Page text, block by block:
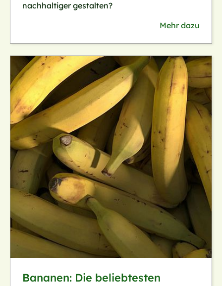
nachhaltiger gestalten?
Mehr dazu
Bananen: Die beliebtesten